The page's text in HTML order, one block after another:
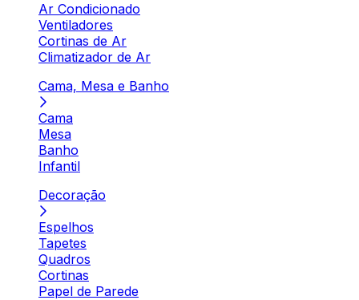
Ar Condicionado
Ventiladores
Cortinas de Ar
Climatizador de Ar
Cama, Mesa e Banho
Cama
Mesa
Banho
Infantil
Decoração
Espelhos
Tapetes
Quadros
Cortinas
Papel de Parede